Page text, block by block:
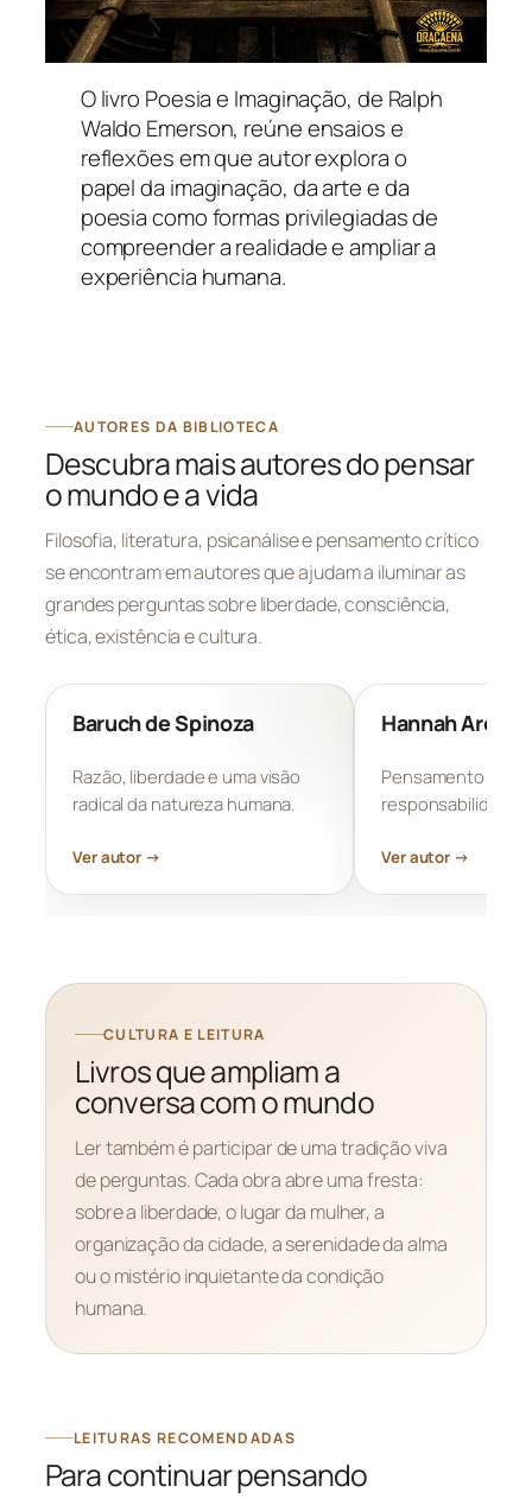
O livro Poesia e Imaginação, de Ralph
Waldo Emerson, reúne ensaios e
reflexões em que autor explora o
papel da imaginação, da arte e da
poesia como formas privilegiadas de
compreender a realidade e ampliar a
experiência humana.
AUTORES DA BIBLIOTECA
Descubra mais autores do pensar
o mundo e a vida
Filosofia, literatura, psicanálise e pensamento crítico
se encontram em autores que ajudam a iluminar as
grandes perguntas sobre liberdade, consciência,
ética, existência e cultura.
Baruch de Spinoza
Razão, liberdade e uma visão
radical da natureza humana.
Hannah Arendt
Pensamento
responsabilidade
CULTURA E LEITURA
Livros que ampliam a
conversa com o mundo
Ler também é participar de uma tradição viva
de perguntas. Cada obra abre uma fresta:
sobre a liberdade, o lugar da mulher, a
organização da cidade, a serenidade da alma
ou o mistério inquietante da condição
humana.
LEITURAS RECOMENDADAS
Para continuar pensando